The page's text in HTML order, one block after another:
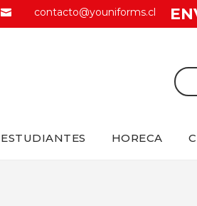
 contacto@youniforms.cl
ESTUDIANTES HORECA